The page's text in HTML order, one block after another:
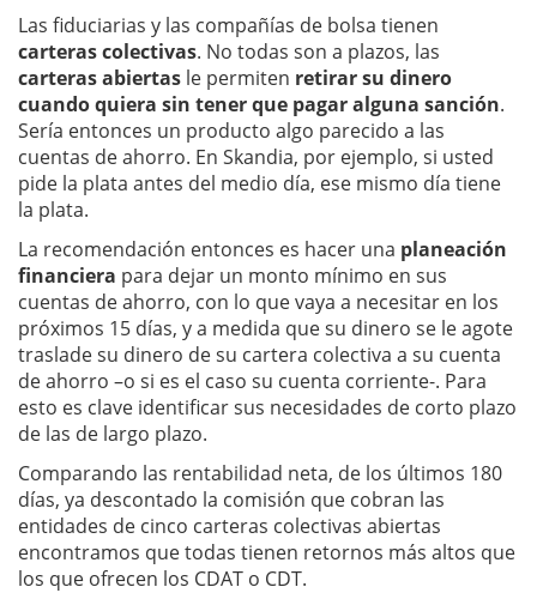
Las fiduciarias y las compañías de bolsa tienen
carteras colectivas. No todas son a plazos, las
carteras abiertas le permiten retirar su dinero
cuando quiera sin tener que pagar alguna sanción.
Sería entonces un producto algo parecido a las
cuentas de ahorro. En Skandia, por ejemplo, si usted
pide la plata antes del medio día, ese mismo día tiene
la plata.
La recomendación entonces es hacer una planeación
financiera para dejar un monto mínimo en sus
cuentas de ahorro, con lo que vaya a necesitar en los
próximos 15 días, y a medida que su dinero se le agote
traslade su dinero de su cartera colectiva a su cuenta
de ahorro –o si es el caso su cuenta corriente-. Para
esto es clave identificar sus necesidades de corto plazo
de las de largo plazo.
Comparando las rentabilidad neta, de los últimos 180
días, ya descontado la comisión que cobran las
entidades de cinco carteras colectivas abiertas
encontramos que todas tienen retornos más altos que
los que ofrecen los CDAT o CDT.